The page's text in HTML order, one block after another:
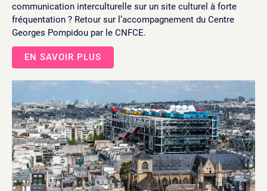
communication interculturelle sur un site culturel à forte
fréquentation ? Retour sur l’accompagnement du Centre
Georges Pompidou par le CNFCE.
EN SAVOIR PLUS